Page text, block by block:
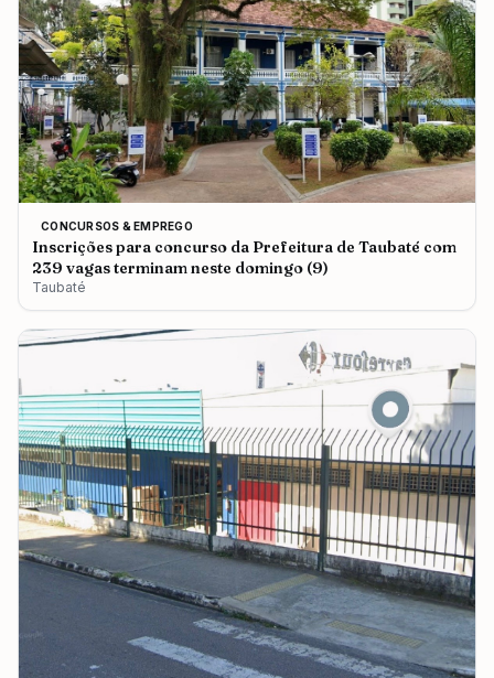
CONCURSOS & EMPREGO
Inscrições para concurso da Prefeitura de Taubaté com
239 vagas terminam neste domingo (9)
Taubaté